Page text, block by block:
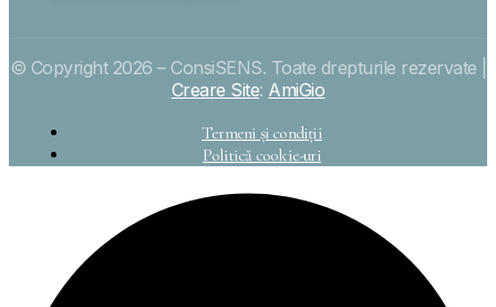
© Copyright 2026 – ConsiSENS. Toate drepturile rezervate |
Creare Site: AmiGio
Termeni și condiții
Politică cookie-uri